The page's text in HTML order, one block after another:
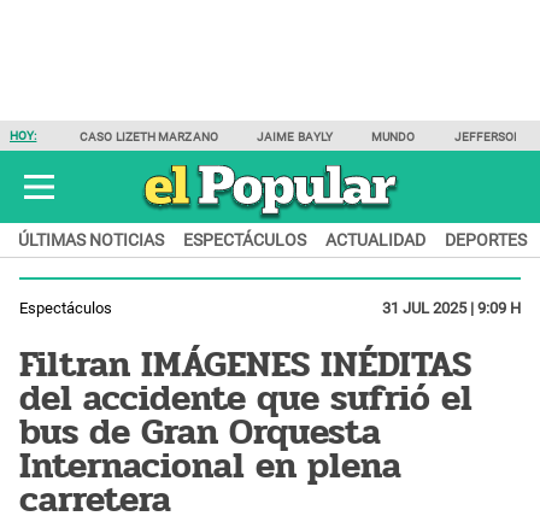
HOY: CASO LIZETH MARZANO JAIME BAYLY MUNDO JEFFERSON
ÚLTIMAS NOTICIAS ESPECTÁCULOS ACTUALIDAD DEPORTES
Espectáculos 31 JUL 2025 | 9:09 H
Filtran IMÁGENES INÉDITAS
del accidente que sufrió el
bus de Gran Orquesta
Internacional en plena
carretera